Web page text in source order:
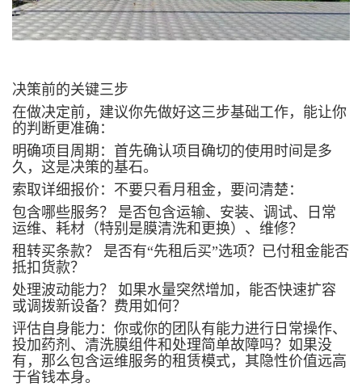
决策前的关键三步
在做决定前，建议你先做好这三步基础工作，能让你
的判断更准确：
明确项目周期：首先确认项目确切的使用时间是多
久，这是决策的基石。
索取详细报价：不要只看月租金，要问清楚：
包含哪些服务？ 是否包含运输、安装、调试、日常
运维、耗材（特别是膜清洗和更换）、维修？
租转买条款？ 是否有“先租后买”选项？已付租金能否
抵扣货款？
处理波动能力？ 如果水量突然增加，能否快速扩容
或调拨新设备？费用如何？
评估自身能力：你或你的团队有能力进行日常操作、
投加药剂、清洗膜组件和处理简单故障吗？如果没
有，那么包含运维服务的租赁模式，其隐性价值远高
于省钱本身。